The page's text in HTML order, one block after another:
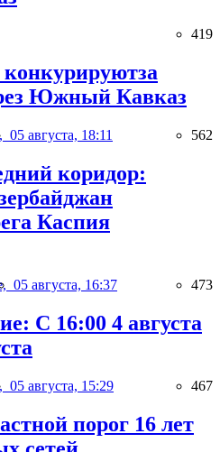
419
Южный Кавказ
05 августа, 18:11 562
коридор:
Каспия
05 августа, 16:37 473
С 16:00 4 августа
05 августа, 15:29 467
порог 16 лет